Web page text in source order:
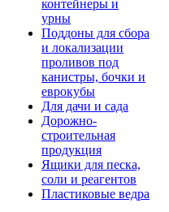
контейнеры и
урны
Поддоны для сбора
и локализации
проливов под
канистры, бочки и
еврокубы
Для дачи и сада
Дорожно-
строительная
продукция
Ящики для песка,
соли и реагентов
Пластиковые ведра